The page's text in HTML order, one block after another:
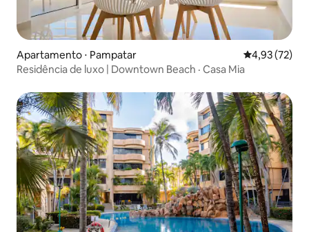
Apartamento ⋅ Pampatar 4,93 de uma
4,93 (72)
Residência de luxo | Downtown Beach · Casa Mia